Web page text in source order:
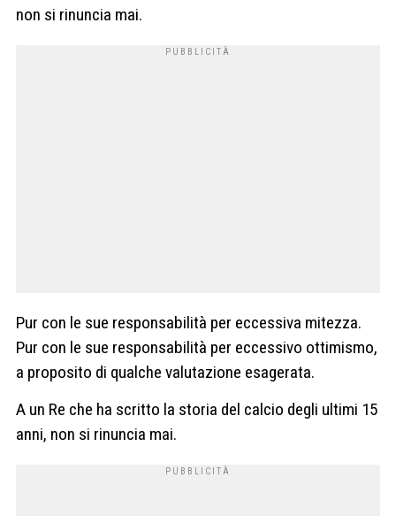
non si rinuncia mai.
Pur con le sue responsabilità per eccessiva mitezza.
Pur con le sue responsabilità per eccessivo ottimismo,
a proposito di qualche valutazione esagerata.
A un Re che ha scritto la storia del calcio degli ultimi 15
anni, non si rinuncia mai.